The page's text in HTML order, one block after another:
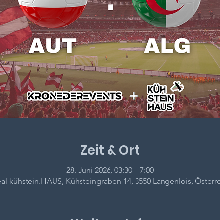
Zeit & Ort
28. Juni 2026, 03:30 – 7:00
kühstein.HAUS, Kühsteingraben 14, 3550 Langenlois,